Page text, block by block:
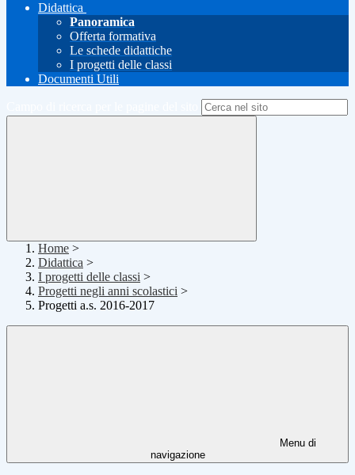
Didattica
Panoramica
Offerta formativa
Le schede didattiche
I progetti delle classi
Documenti Utili
Home >
Didattica >
I progetti delle classi >
Progetti negli anni scolastici >
Progetti a.s. 2016-2017
Menu di
navigazione